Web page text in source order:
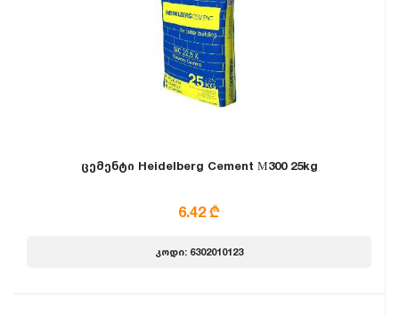
ცემენტი Heidelberg Cement М300 25kg
6.42 ₾
კოდი: 6302010123